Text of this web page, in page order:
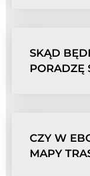
SKĄD
PORADZĘ
CZY W
MAPY